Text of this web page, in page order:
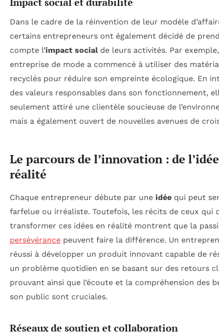
Dans le cadre de la réinvention de leur modèle
certains entrepreneurs ont également décidé de
compte l’impact socialde leurs activités. Par
entreprise de mode a commencé à utiliser des
recyclés pour réduire son empreinte écologique. En
des valeurs responsables dans son fonctionnement,
seulement attiré une clientèle soucieuse de
mais a également ouvert de nouvelles avenues de
Le parcours de l’innovation : de
réalité
Chaque entrepreneur débute par une idée qui peut
farfelue ou irréaliste. Toutefois, les récits de ceux qui
transformer ces idées en réalité montrent que la
persévérance peuvent faire la différence. Un
réussi à développer un produit innovant capable de
un problème quotidien en se basant sur des retours
prouvant ainsi que l’écoute et la compréhension des
son public sont cruciales.
Réseaux de soutien et collaboration